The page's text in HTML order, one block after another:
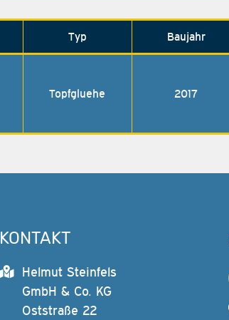
Typ Baujahr
Topfgluehe 2017
KONTAKT
Helmut Steinfels
GmbH & Co. KG
Oststraße 22